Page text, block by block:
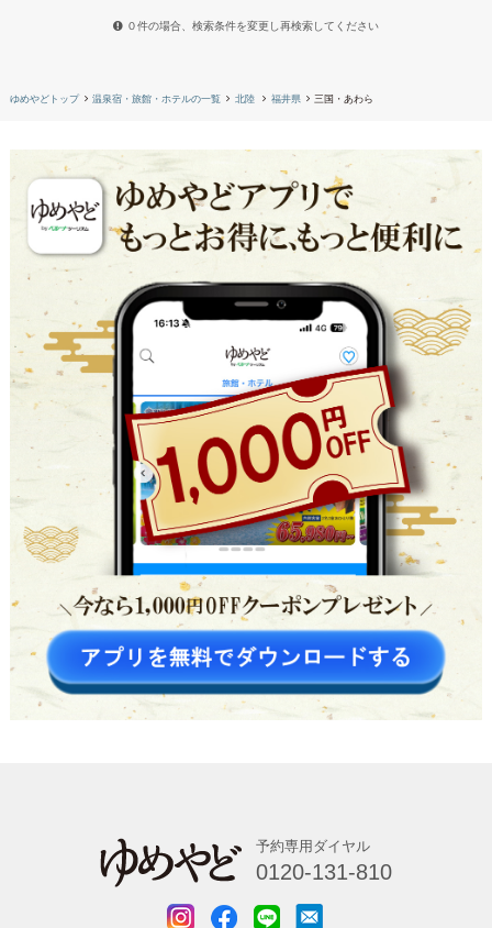
０件の場合、検索条件を変更し再検索してください
ゆめやどトップ 温泉宿・旅館・ホテルの一覧 北陸 福井県 三国・あわら
予約専用ダイヤル
0120-131-810